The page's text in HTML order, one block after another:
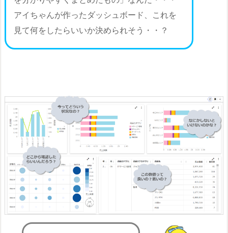
アイちゃんが作ったダッシュボード、これを
見て何をしたらいいか決められそう・・？